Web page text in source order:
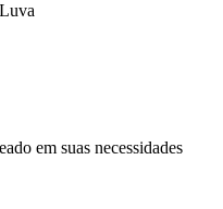
em suas necessidades